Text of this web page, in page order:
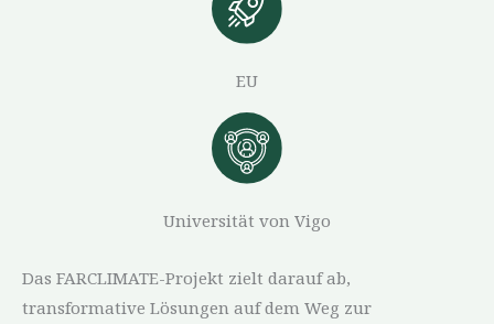
EU
Universität von Vigo
Das FARCLIMATE-Projekt zielt darauf ab,
transformative Lösungen auf dem Weg zur